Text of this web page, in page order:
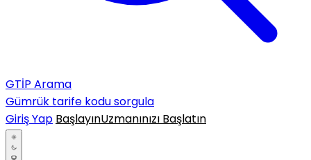
GTİP Arama
Gümrük tarife kodu sorgula
Giriş Yap BaşlayınUzmanınızı Başlatın